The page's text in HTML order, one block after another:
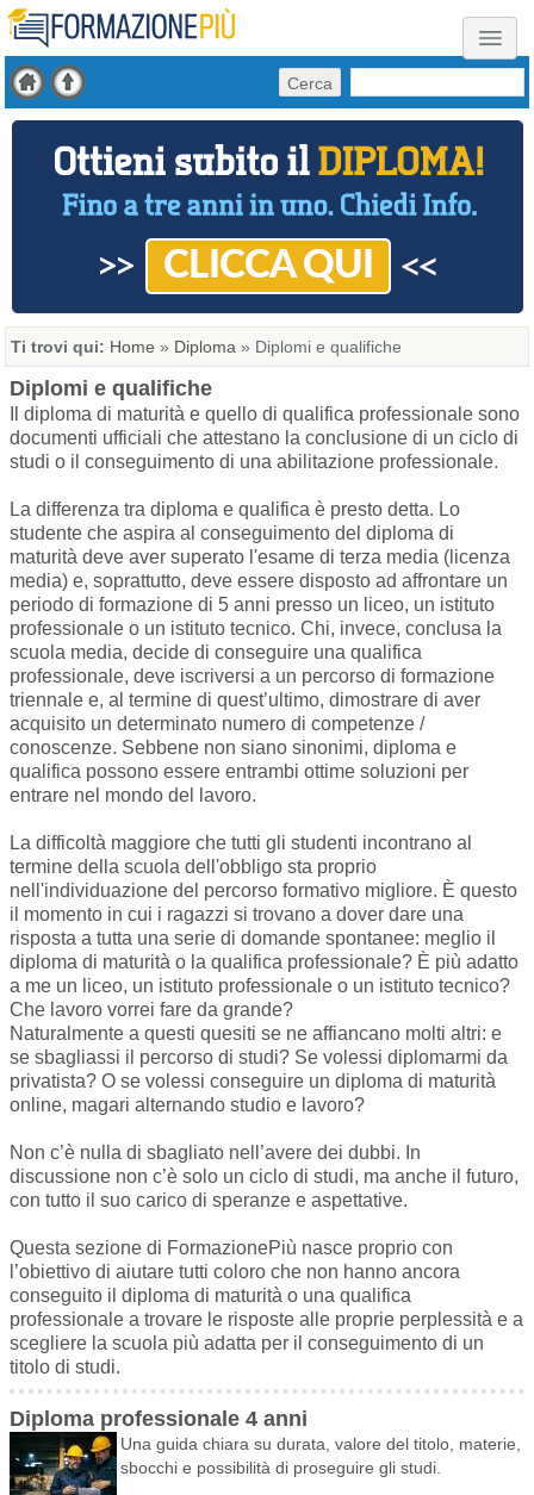
Cerca
Ti trovi qui: Home » Diploma » Diplomi e qualifiche
Diplomi e qualifiche
Il diploma di maturità e quello di qualifica professionale sono
documenti ufficiali che attestano la conclusione di un ciclo di
studi o il conseguimento di una abilitazione professionale.
La differenza tra diploma e qualifica è presto detta. Lo
studente che aspira al conseguimento del diploma di
maturità deve aver superato l'esame di terza media (licenza
media) e, soprattutto, deve essere disposto ad affrontare un
periodo di formazione di 5 anni presso un liceo, un istituto
professionale o un istituto tecnico. Chi, invece, conclusa la
scuola media, decide di conseguire una qualifica
professionale, deve iscriversi a un percorso di formazione
triennale e, al termine di quest’ultimo, dimostrare di aver
acquisito un determinato numero di competenze /
conoscenze. Sebbene non siano sinonimi, diploma e
qualifica possono essere entrambi ottime soluzioni per
entrare nel mondo del lavoro.
La difficoltà maggiore che tutti gli studenti incontrano al
termine della scuola dell'obbligo sta proprio
nell'individuazione del percorso formativo migliore. È questo
il momento in cui i ragazzi si trovano a dover dare una
risposta a tutta una serie di domande spontanee: meglio il
diploma di maturità o la qualifica professionale? È più adatto
a me un liceo, un istituto professionale o un istituto tecnico?
Che lavoro vorrei fare da grande?
Naturalmente a questi quesiti se ne affiancano molti altri: e
se sbagliassi il percorso di studi? Se volessi diplomarmi da
privatista? O se volessi conseguire un diploma di maturità
online, magari alternando studio e lavoro?
Non c’è nulla di sbagliato nell’avere dei dubbi. In
discussione non c’è solo un ciclo di studi, ma anche il futuro,
con tutto il suo carico di speranze e aspettative.
Questa sezione di FormazionePiù nasce proprio con
l’obiettivo di aiutare tutti coloro che non hanno ancora
conseguito il diploma di maturità o una qualifica
professionale a trovare le risposte alle proprie perplessità e a
scegliere la scuola più adatta per il conseguimento di un
titolo di studi.
Diploma professionale 4 anni
Una guida chiara su durata, valore del titolo, materie,
sbocchi e possibilità di proseguire gli studi.